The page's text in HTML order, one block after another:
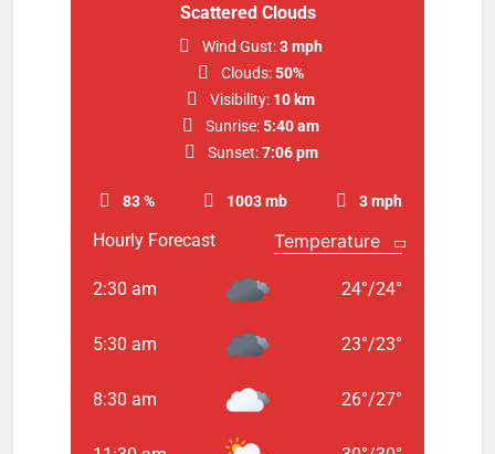
Scattered Clouds
83 % 1003 mb 3 mph
Wind Gust:3 mph
Clouds:50%
Visibility: 10 km
Sunrise:5:40 am
Sunset: 7:06 pm
Hourly Forecast
2:30 am 24°/24°
5:30 am 23°/23°
8:30 am 26°/27°